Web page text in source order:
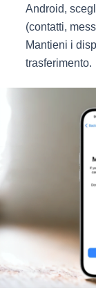
Android,
(contatti,
Mantieni i
trasferimento.